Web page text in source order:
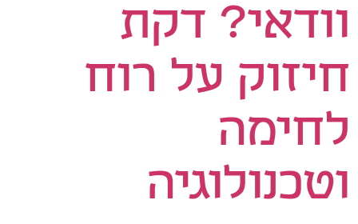
וודאי? דקת
חיזוק על רוח
לחימה
וטכנולוגיה